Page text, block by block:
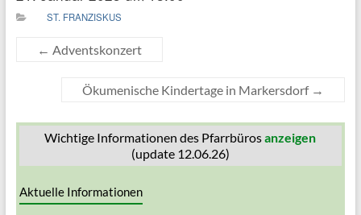
ST. FRANZISKUS
← Adventskonzert
Ökumenische Kindertage in Markersdorf →
Wichtige Informationen des Pfarrbürosanzeigen
(update 12.06.26)
Aktuelle Informationen